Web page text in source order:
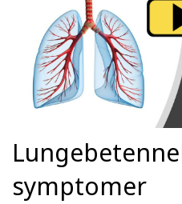
symptomer